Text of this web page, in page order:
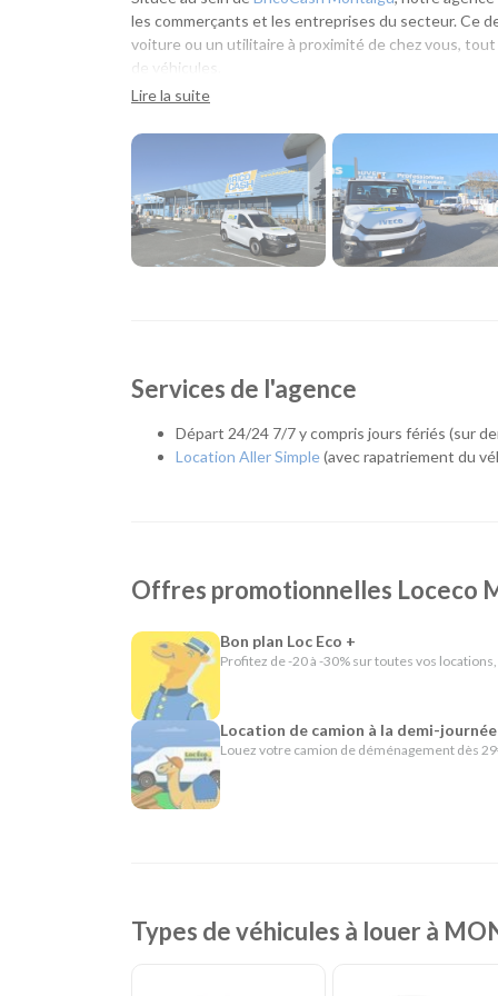
les commerçants et les entreprises du secteur. Ce
voiture ou un utilitaire à proximité de chez vous,
de véhicules.
Une agence pensée pour vos besoins du quotidien
Que vous prépariez un déménagement, des
déplacement professionnel, notre agence vous
au sein de BricoCash, vous pouvez récupérer un
gain de temps appréciable.
Quel véhicule choisir ?
Routières, SUV et monospaces pour les
Minibus pour voyager à plusieurs.
Utilitaires de différentes capacités pour
aux besoins des professionnels.
véhicules adaptés aussi bien aux particuliers qu'aux
En résumé - Location de voiture à Montaigu
Lieu de prise en charge :Montaigu (à 40 km
Agences de location à proximité :
Catégories de voitures :
Catégories d'utilitaires :Camions de
chantier
Lire la suite
Services de l'agence
Départ 24/24 7/7 y compris jours fériés (sur
Location Aller Simple(avec rapatriement du
Offres promotionnelles Loceco
Bon plan Loc Eco +
Profitez de -20 à -30% sur toutes vos
Location de camion à la demi-journée
Louez votre camion de déménagement dès
Types de véhicules à louer à